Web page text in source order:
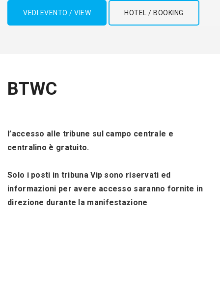
VEDI EVENTO / VIEW HOTEL / BOOKING
BTWC
l’accesso alle tribune sul campo centrale e
centralino è gratuito.
Solo i posti in tribuna Vip sono riservati ed
informazioni per avere accesso saranno fornite in
direzione durante la manifestazione